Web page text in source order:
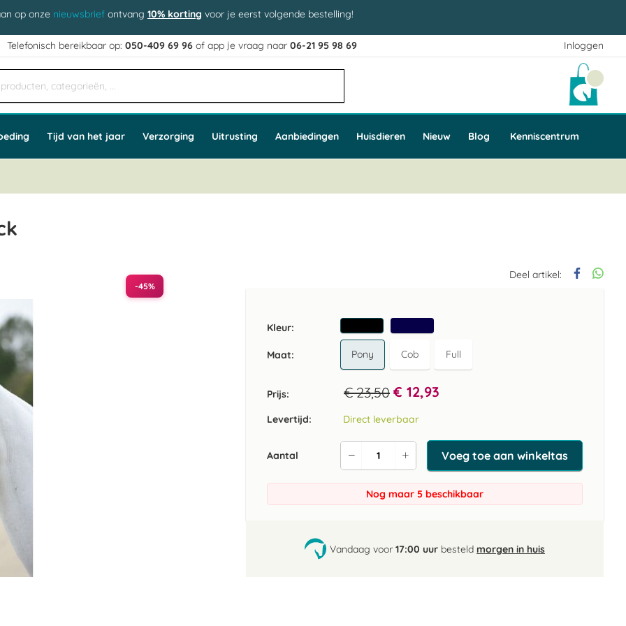
op onze nieuwsbrief ontvang 10% korting voor je eerst volgende bestelling!
Inloggen
Telefonisch bereikbaar op:050-409 69 96 of app je vraag naar06-21 95 98 69
Tijd van het jaar Verzorging Uitrusting Aanbiedingen Huisdieren Nieuw Blog Kenniscentrum
Deel artikel:
Kleur
Maat Pony Cob Full
Prijs: € 23,50 € 12,93
Levertijd: Direct leverbaar
Aantal
Verhoog
de
aantal
Verlaag
de
aantal
Voeg toe aan winkeltas
Nog maar 5 beschikbaar
Vandaag voor 17:00 uur besteld morgen in huis
-45%